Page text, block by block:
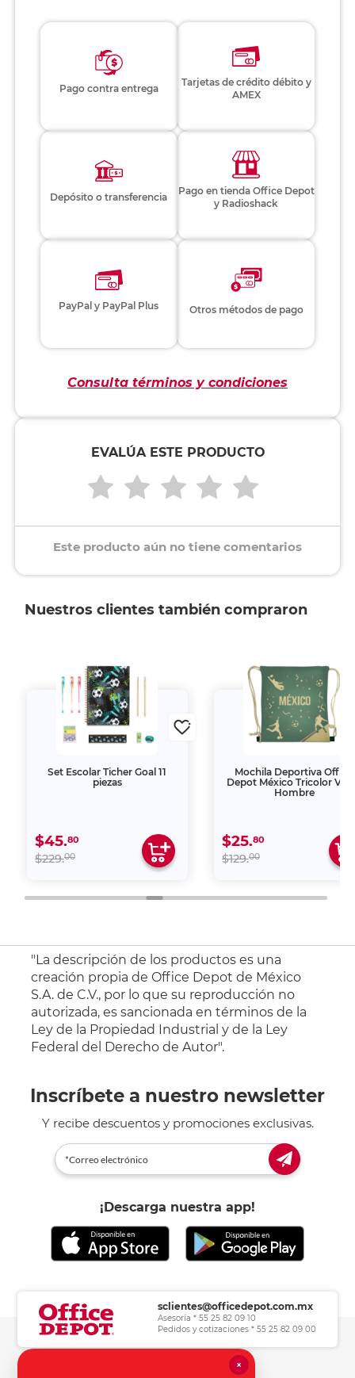
Pago contra entrega
Tarjetas de crédito débito y
AMEX
Depósito o transferencia
Pago en tienda Office Depot
y Radioshack
PayPal y PayPal Plus Otros métodos de pago
Consulta términos y condiciones
EVALÚA ESTE PRODUCTO
Este producto aún no tiene comentarios
Nuestros clientes también compraron
Set Escolar Ticher Goal 11
piezas
$45.80
$229.00
Mochila Deportiva Office
Depot México Tricolor
Hombre
$25.80
$129.00
"La descripción de los productos es una
creación propia de Office Depot de México
S.A. de C.V., por lo que su reproducción no
autorizada, es sancionada en términos de la
Ley de la Propiedad Industrial y de la Ley
Federal del Derecho de Autor".
Inscríbete a nuestro newsletter
Y recibe descuentos y promociones exclusivas.
¡Descarga nuestra app!
sclientes@officedepot.com.mx
Asesoría * 55 25 82 09 10
Pedidos y cotizaciones * 55 25 82 09 00
×